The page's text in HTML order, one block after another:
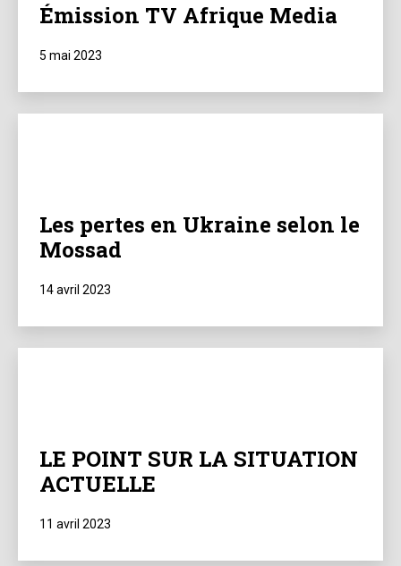
Émission TV Afrique Media
Publié
5 mai 2023
Les pertes en Ukraine selon le
Mossad
Publié
14 avril 2023
LE POINT SUR LA SITUATION
ACTUELLE
Publié
11 avril 2023